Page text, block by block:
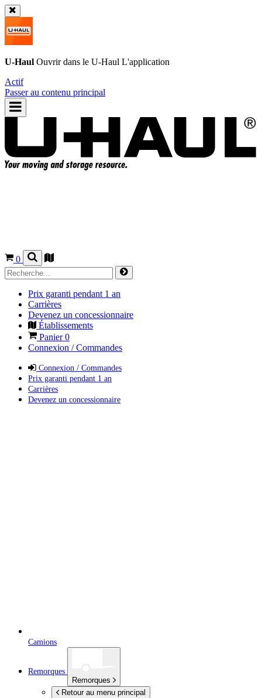
U-Haul Ouvrir dans le U-Haul L'application
Actif
Passer au contenu principal
0
Prix garanti pendant 1 an
Carrières
Devenez un concessionnaire
Établissements
Panier0
Connexion / Commandes
Connexion / Commandes
Prix garanti pendant 1 an
Carrières
Devenez un concessionnaire
Camions
Remorques
Remorques
Retour au menu principal